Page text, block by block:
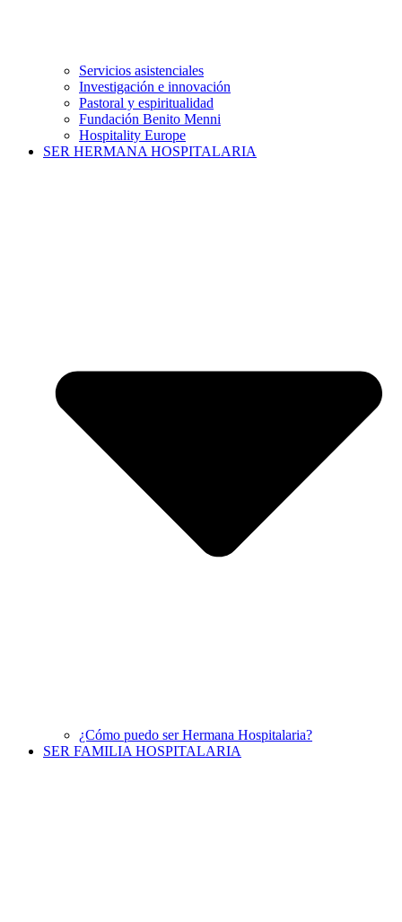
Servicios asistenciales
Investigación e innovación
Pastoral y espiritualidad
Fundación Benito Menni
Hospitality Europe
SER HERMANA HOSPITALARIA
¿Cómo puedo ser Hermana Hospitalaria?
SER FAMILIA HOSPITALARIA